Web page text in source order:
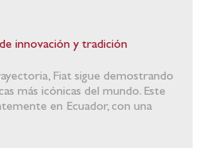
innovación y tradición
Fiat sigue demostrando
más icónicas del mundo. Este
en Ecuador, con una